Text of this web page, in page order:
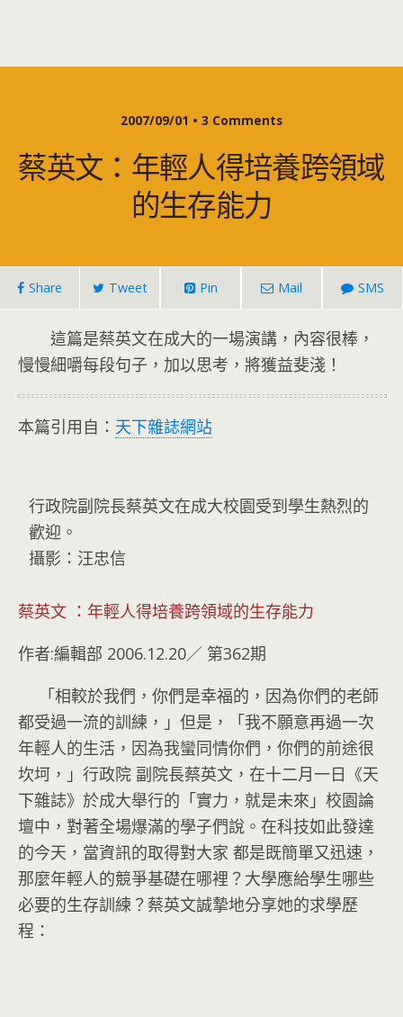
2007/09/01 • 3 Comments
蔡英文：年輕人得培養跨領域
的生存能力
Share Tweet Pin Mail SMS
這篇是蔡英文在成大的一場演講，內容很棒，
慢慢細嚼每段句子，加以思考，將獲益斐淺！
本篇引用自： 天下雜誌網站
行政院副院長蔡英文在成大校園受到學生熱烈的
歡迎。
攝影：汪忠信
蔡英文 ：年輕人得培養跨領域的生存能力
作者:編輯部 2006.12.20／ 第362期
「相較於我們，你們是幸福的，因為你們的老師
都受過一流的訓練，」但是，「我不願意再過一次
年輕人的生活，因為我蠻同情你們，你們的前途很
坎坷，」行政院 副院長蔡英文，在十二月一日《天
下雜誌》於成大舉行的「實力，就是未來」校園論
壇中，對著全場爆滿的學子們說。在科技如此發達
的今天，當資訊的取得對大家 都是既簡單又迅速，
那麼年輕人的競爭基礎在哪裡？大學應給學生哪些
必要的生存訓練？蔡英文誠摯地分享她的求學歷
程：